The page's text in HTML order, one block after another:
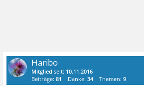
Haribo
Mitglied seit: 10.11.2016
Beiträge:81 Danke:34 Themen:9